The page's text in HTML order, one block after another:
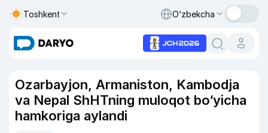
Toshkent O‘zbekcha
Ozarbayjon, Armaniston, Kambodja
va Nepal ShHTning muloqot bo‘yicha
hamkoriga aylandi